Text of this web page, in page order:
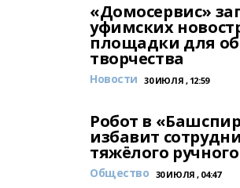
«Домосервис»
уфимских
площадки для
творчества
Новости 30 ИЮЛЯ , 12:59
Робот в
избавит
тяжёлого
Общество 30 ИЮЛЯ , 04:47